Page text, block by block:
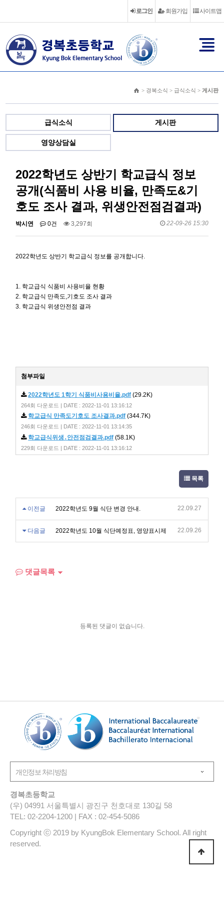
사이트맵
회원가입
로그인
> 경복소식 > 급식소식 > 게시판
급식소식 게시판
영양상담실
2022학년도 상반기 학교급식 정보
공개(식품비 사용 비율, 만족도&기
호도 조사 결과, 위생안전점검결과)
박시연 0건 3,297회 22-09-26 15:30
2022학년도 상반기 학교급식 정보를 공개합니다.
1. 학교급식 식품비 사용비율 현황
2. 학교급식 만족도,기호도 조사 결과
3. 학교급식 위생안전점 결과
첨부파일
2022학년도 1학기 식품비사용비율.pdf (29.2K)
264회 다운로드 | DATE : 2022-11-01 13:16:12
학교급식 만족도기호도 조사결과.pdf (344.7K)
246회 다운로드 | DATE : 2022-11-01 13:14:35
학교급식위생․안전점검결과.pdf (58.1K)
229회 다운로드 | DATE : 2022-11-01 13:16:12
목록
이전글 2022학년도 9월 식단 변경 안내. 22.09.27
다음글 2022학년도 10월 식단예정표, 영양표시제 22.09.26
댓글목록
등록된 댓글이 없습니다.
경복초등학교
(우) 04991 서울특별시 광진구 천호대로 130길 58
TEL: 02-2204-1200 | FAX : 02-454-5086
Copyright ⓒ 2019 by KyungBok Elementary School. All right
reserved.